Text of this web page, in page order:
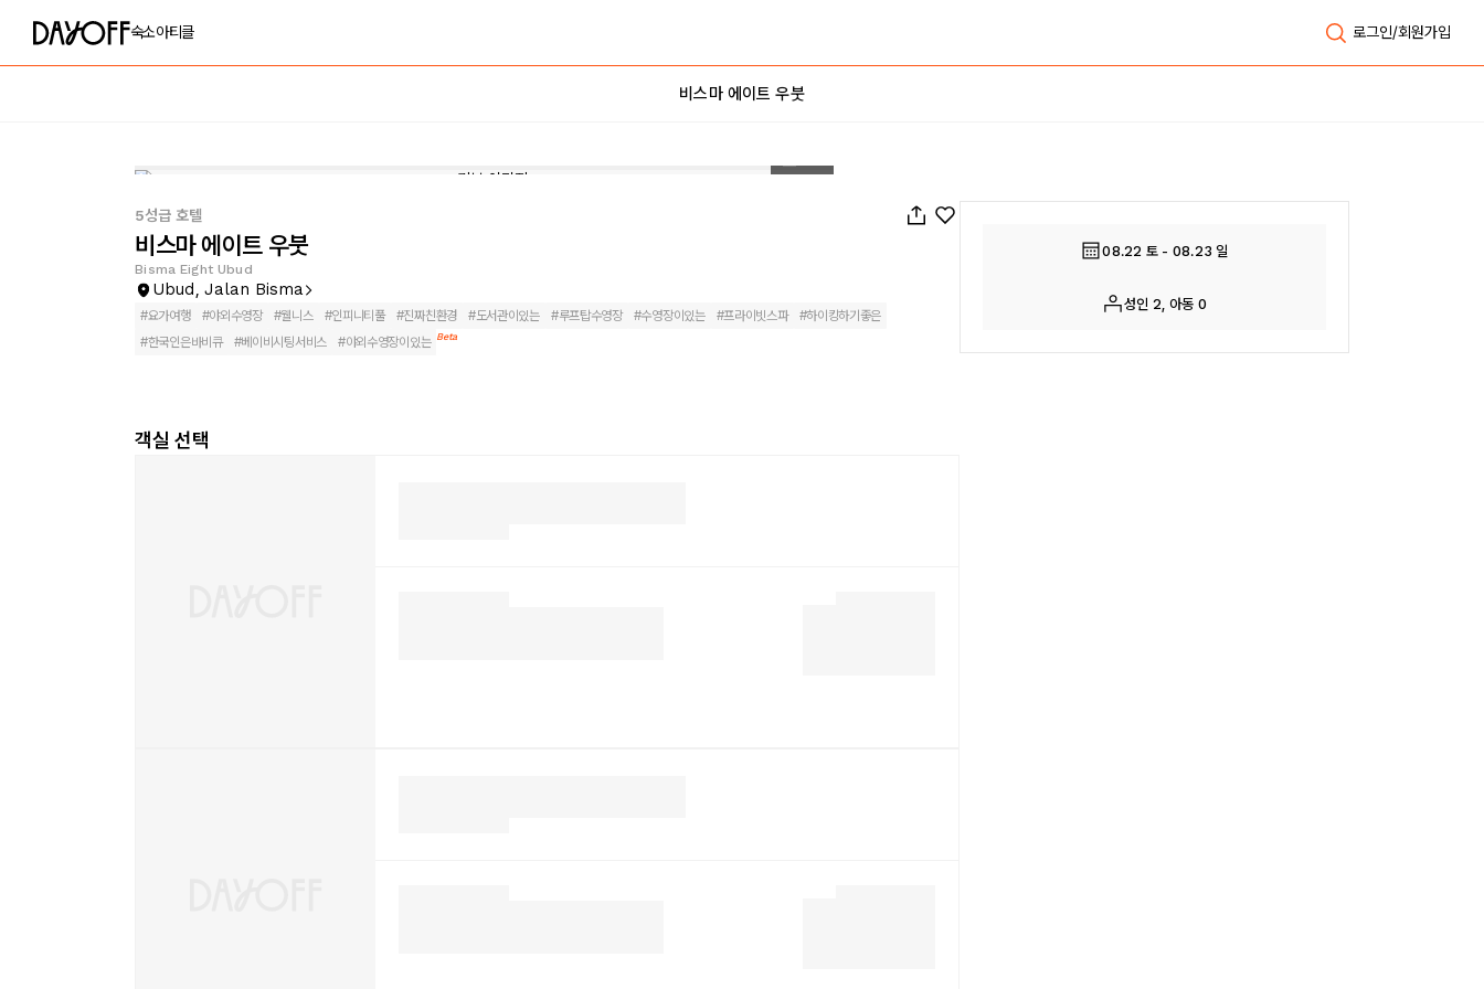
숙소아티클 로그인/회원가입
비스마 에이트 우붓
5성급 호텔
비스마 에이트 우붓
Bisma Eight Ubud
Ubud, Jalan Bisma
#요가여행 #야외수영장 #웰니스 #인피니티풀 #진짜친환경 #도서관이있는 #루프탑수영장 #수영장이있는 #프라이빗스파 #하이킹하기좋은
#한국인은바비큐 #베이비시팅서비스 #야외수영장이있는 Beta
객실 선택
08.22 토 - 08.23 일
성인 2, 아동 0